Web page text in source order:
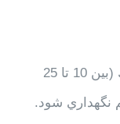
شرایط نگهداری : در محل خشك وخنك (بین 10 تا 25
نگهداري شود.